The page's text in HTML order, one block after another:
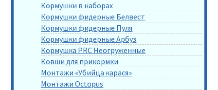
Кормушки в наборах
Кормушки фидерные Белвест
Кормушки фидерные Пуля
Кормушки фидерные Арбуз
Кормушка PRC Неогруженные
Ковши для прикормки
Монтажи «Убийца карася»
Монтажи Octopus